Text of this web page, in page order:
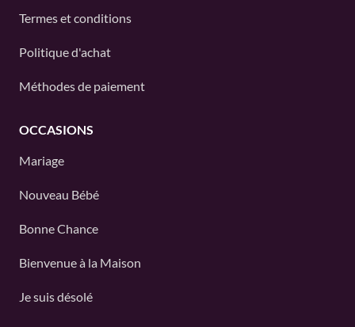
Termes et conditions
Politique d'achat
Méthodes de paiement
OCCASIONS
Mariage
Nouveau Bébé
Bonne Chance
Bienvenue à la Maison
Je suis désolé